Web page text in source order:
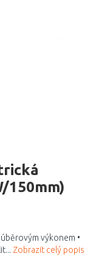
150mm)
výkonem •
Zobrazit celý popis